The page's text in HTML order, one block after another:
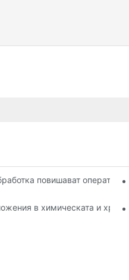
повишават
в химическата и